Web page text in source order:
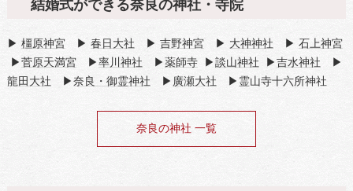
結婚式ができる奈良の神社・寺院
▶ 橿原神宮▶ 春日大社 ▶ 吉野神宮▶ 大神神社 ▶ 石上神宮
▶ 菅原天満宮▶ 率川神社 ▶ 薬師寺▶ 談山神社 ▶ 吉水神社 ▶
龍田大社 ▶ 奈良・御霊神社 ▶ 廣瀬大社 ▶霊山寺十六所神社
奈良の神社 一覧